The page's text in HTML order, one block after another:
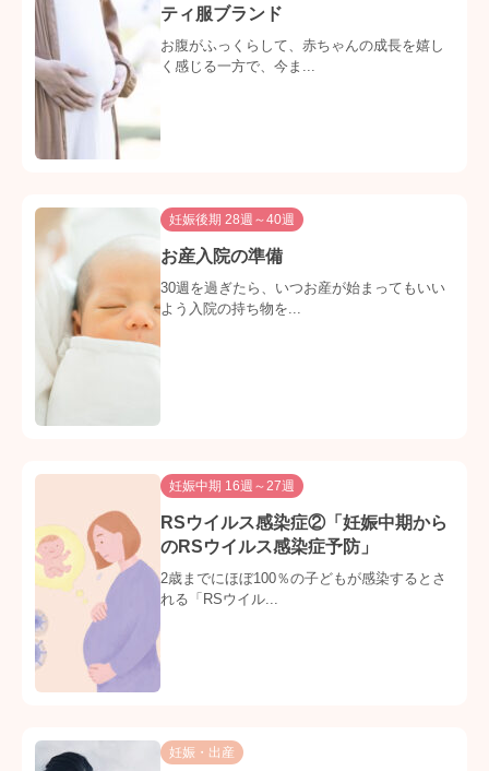
ティ服ブランド
お腹がふっくらして、赤ちゃんの成長を嬉し
く感じる一方で、今ま...
妊娠後期 28週～40週
お産入院の準備
30週を過ぎたら、いつお産が始まってもいい
よう入院の持ち物を...
妊娠中期 16週～27週
RSウイルス感染症②「妊娠中期から
のRSウイルス感染症予防」
2歳までにほぼ100％の子どもが感染するとさ
れる「RSウイル...
妊娠・出産